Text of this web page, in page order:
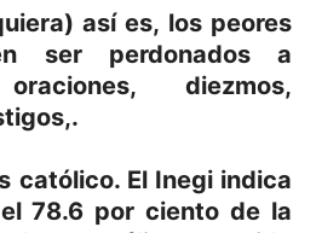
así es, los peores
ser perdonados a
diezmos,
católico. El Inegi indica
el78.6 por ciento de la